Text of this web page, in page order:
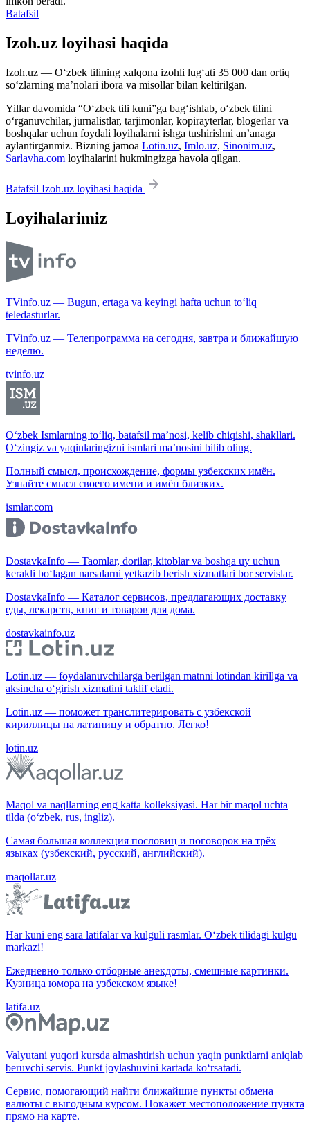
Batafsil
Izoh.uz loyihasi haqida
Izoh.uz — O‘zbek tilining xalqona izohli lug‘ati 35 000 dan ortiq
so‘zlarning ma’nolari ibora va misollar bilan keltirilgan.
Yillar davomida “O‘zbek tili kuni”ga bag‘ishlab, o‘zbek tilini
o‘rganuvchilar, jurnalistlar, tarjimonlar, kopirayterlar, blogerlar va
boshqalar uchun foydali loyihalarni ishga tushirishni an’anaga
aylantirganmiz. Bizning jamoa Lotin.uz, Imlo.uz, Sinonim.uz,
Sarlavha.com loyihalarini hukmingizga havola qilgan.
Batafsil Izoh.uz loyihasi haqida
Loyihalarimiz
TVinfo.uz — Bugun, ertaga va keyingi hafta uchun to‘liq
teledasturlar.
TVinfo.uz — Телепрограмма на сегодня, завтра и ближайшую
неделю.
tvinfo.uz
O‘zbek Ismlarning to‘liq, batafsil ma’nosi, kelib chiqishi, shakllari.
O‘zingiz va yaqinlaringizni ismlari ma’nosini bilib oling.
Полный смысл, происхождение, формы узбекских имён.
Узнайте смысл своего имени и имён близких.
ismlar.com
DostavkaInfo — Taomlar, dorilar, kitoblar va boshqa uy uchun
kerakli bo‘lagan narsalarni yetkazib berish xizmatlari bor servislar.
DostavkaInfo — Каталог сервисов, предлагающих доставку
еды, лекарств, книг и товаров для дома.
dostavkainfo.uz
Lotin.uz — foydalanuvchilarga berilgan matnni lotindan kirillga va
aksincha o‘girish xizmatini taklif etadi.
Lotin.uz — поможет транслитерировать с узбекской
кириллицы на латиницу и обратно. Легко!
lotin.uz
Maqol va naqllarning eng katta kolleksiyasi. Har bir maqol uchta
tilda (o‘zbek, rus, ingliz).
Самая большая коллекция пословиц и поговорок на трёх
языках (узбекский, русский, английский).
maqollar.uz
Har kuni eng sara latifalar va kulguli rasmlar. O‘zbek tilidagi kulgu
markazi!
Ежедневно только отборные анекдоты, смешные картинки.
Кузница юмора на узбекском языке!
latifa.uz
Valyutani yuqori kursda almashtirish uchun yaqin punktlarni aniqlab
beruvchi servis. Punkt joylashuvini kartada ko‘rsatadi.
Сервис, помогающий найти ближайшие пункты обмена
валюты с выгодным курсом. Покажет местоположение пункта
прямо на карте.